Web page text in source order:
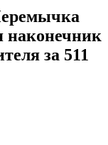
наконечник
за 511